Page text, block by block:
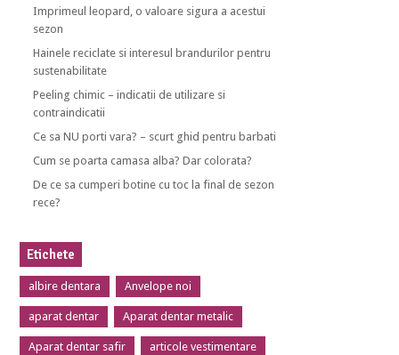
Imprimeul leopard, o valoare sigura a acestui
sezon
Hainele reciclate si interesul brandurilor pentru
sustenabilitate
Peeling chimic – indicatii de utilizare si
contraindicatii
Ce sa NU porti vara? – scurt ghid pentru barbati
Cum se poarta camasa alba? Dar colorata?
De ce sa cumperi botine cu toc la final de sezon
rece?
Etichete
albire dentara Anvelope noi
aparat dentar Aparat dentar metalic
Aparat dentar safir articole vestimentare